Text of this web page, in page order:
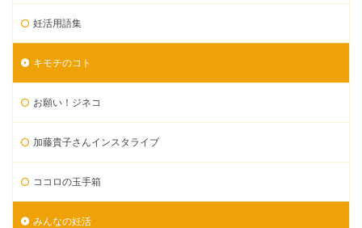
妊活用語集
キモチのコト
お願い！ジネコ
加藤貴子さんインスタライブ
ココロの玉手箱
みんなの妊活